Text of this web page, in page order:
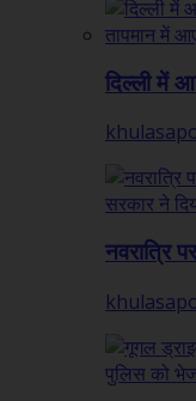
दिल्ली में
नवरात्रि